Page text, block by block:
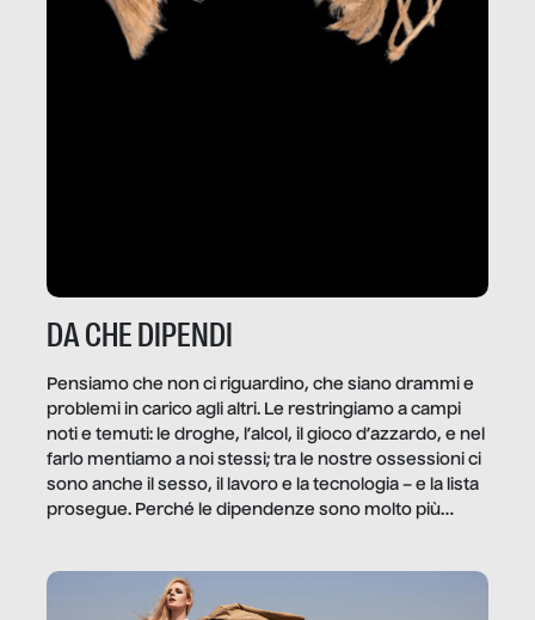
DA CHE DIPENDI
Pensiamo che non ci riguardino, che siano drammi e
problemi in carico agli altri. Le restringiamo a campi
noti e temuti: le droghe, l’alcol, il gioco d’azzardo, e nel
farlo mentiamo a noi stessi; tra le nostre ossessioni ci
sono anche il sesso, il lavoro e la tecnologia – e la lista
prosegue. Perché le dipendenze sono molto più
trae un guadagno. In questo reportage vediamo
quale e come.